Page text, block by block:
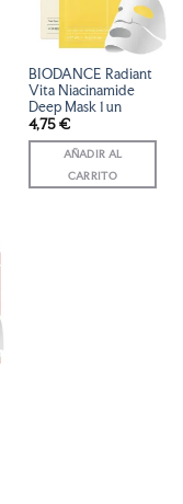
DE
DESEOS
BIODANCE Radiant
Vita Niacinamide
Deep Mask 1 un
4,75 €
AÑADIR AL
CARRITO